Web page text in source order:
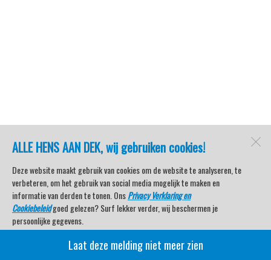
ALLE HENS AAN DEK, wij gebruiken cookies!
Deze website maakt gebruik van cookies om de website te analyseren, te
verbeteren, om het gebruik van social media mogelijk te maken en
informatie van derden te tonen. OnsPrivacy Verklaring en
Cookiebeleidgoed gelezen? Surf lekker verder, wij beschermen je
persoonlijke gegevens.
Veel kijkplezier met Watersport TV Beleving & Nieuws!
Laat deze melding niet meer zien